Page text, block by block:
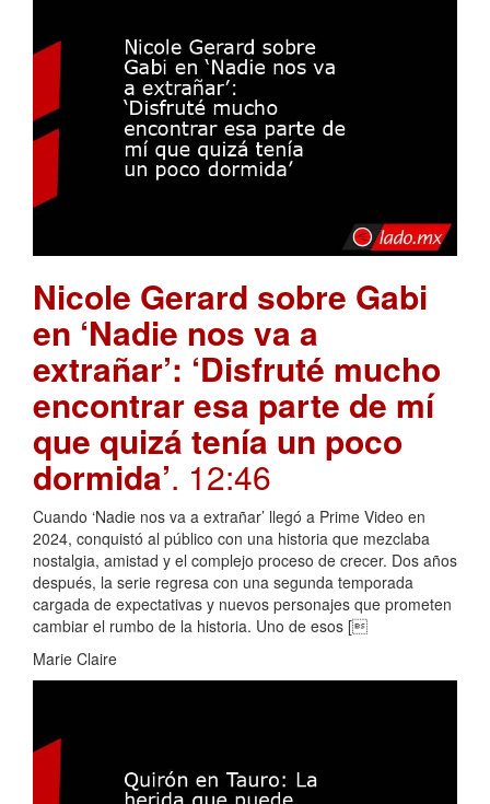
Nicole Gerard sobre Gabi
en ‘Nadie nos va a
extrañar’: ‘Disfruté mucho
encontrar esa parte de mí
que quizá tenía un poco
dormida’. 12:46
Cuando ‘Nadie nos va a extrañar’ llegó a Prime Video en
2024, conquistó al público con una historia que mezclaba
nostalgia, amistad y el complejo proceso de crecer. Dos años
después, la serie regresa con una segunda temporada
cargada de expectativas y nuevos personajes que prometen
cambiar el rumbo de la historia. Uno de esos [
Marie Claire